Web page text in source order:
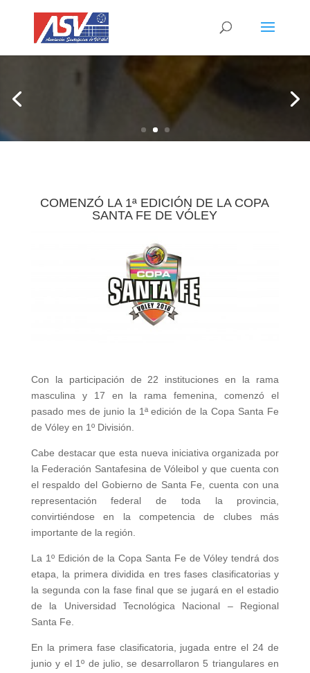
COMENZÓ LA 1ª EDICIÓN DE LA COPA
SANTA FE DE VÓLEY
Con la participación de 22 instituciones en la rama
masculina y 17 en la rama femenina, comenzó el
pasado mes de junio la 1ª edición de la Copa Santa Fe
de Vóley en 1º División.
Cabe destacar que esta nueva iniciativa organizada por
la Federación Santafesina de Vóleibol y que cuenta con
el respaldo del Gobierno de Santa Fe, cuenta con una
representación federal de toda la provincia,
convirtiéndose en la competencia de clubes más
importante de la región.
La 1º Edición de la Copa Santa Fe de Vóley tendrá dos
etapa, la primera dividida en tres fases clasificatorias y
la segunda con la fase final que se jugará en el estadio
de la Universidad Tecnológica Nacional – Regional
Santa Fe.
En la primera fase clasificatoria, jugada entre el 24 de
junio y el 1º de julio, se desarrollaron 5 triangulares en